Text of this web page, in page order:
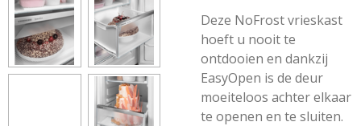
Deze NoFrost vrieskast
hoeft u nooit te
ontdooien en dankzij
EasyOpen is de deur
moeiteloos achter elkaar
te openen en te sluiten.